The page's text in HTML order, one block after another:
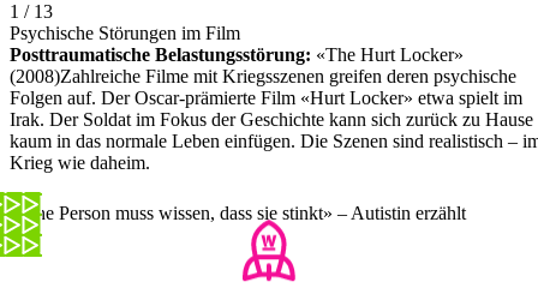
1 / 13
Psychische Störungen im Film
Posttraumatische Belastungsstörung: «The Hurt Locker»
(2008)Zahlreiche Filme mit Kriegsszenen greifen deren psychische
Folgen auf. Der Oscar-prämierte Film «Hurt Locker» etwa spielt im
Irak. Der Soldat im Fokus der Geschichte kann sich zurück zu Hause
kaum in das normale Leben einfügen. Die Szenen sind realistisch –
Krieg wie daheim.
«Eine Person muss wissen, dass sie stinkt» – Autistin erzählt